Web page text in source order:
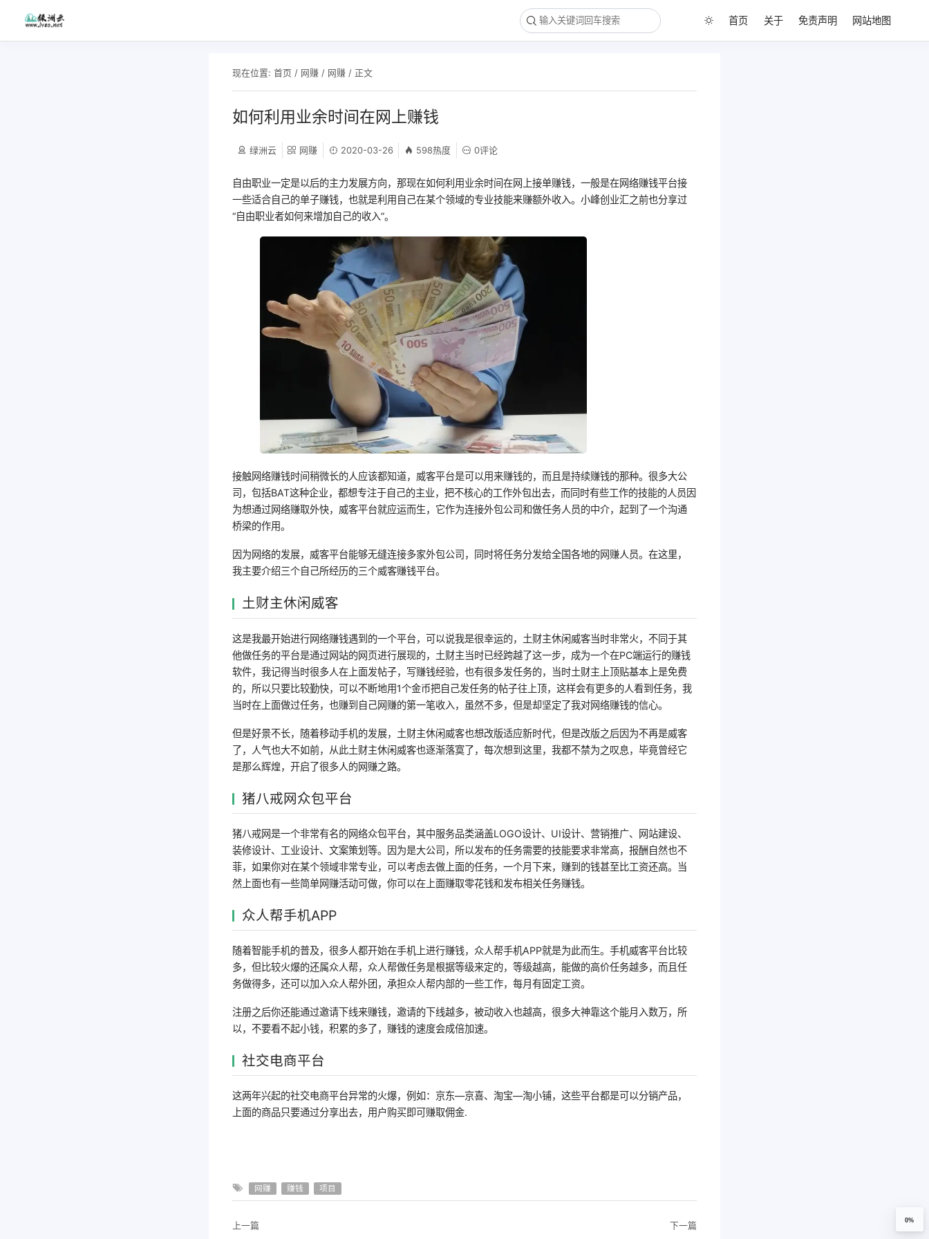
首页 关于 免责声明 网站地图
现在位置:首页 / 网赚 / 网赚 / 正文
如何利用业余时间在网上赚钱
绿洲云 网赚 2020-03-26 598热度 0评论
自由职业一定是以后的主力发展方向，那现在如何利用业余时间在网上接单赚钱，一般是在网络赚钱平台接
一些适合自己的单子赚钱，也就是利用自己在某个领域的专业技能来赚额外收入。小峰创业汇之前也分享过
“自由职业者如何来增加自己的收入”。
接触网络赚钱时间稍微长的人应该都知道，威客平台是可以用来赚钱的，而且是持续赚钱的那种。很多大公
司，包括BAT这种企业，都想专注于自己的主业，把不核心的工作外包出去，而同时有些工作的技能的人员因
为想通过网络赚取外快，威客平台就应运而生，它作为连接外包公司和做任务人员的中介，起到了一个沟通
桥梁的作用。
因为网络的发展，威客平台能够无缝连接多家外包公司，同时将任务分发给全国各地的网赚人员。在这里，
我主要介绍三个自己所经历的三个威客赚钱平台。
土财主休闲威客
这是我最开始进行网络赚钱遇到的一个平台，可以说我是很幸运的，土财主休闲威客当时非常火，不同于其
他做任务的平台是通过网站的网页进行展现的，土财主当时已经跨越了这一步，成为一个在PC端运行的赚钱
软件，我记得当时很多人在上面发帖子，写赚钱经验，也有很多发任务的，当时土财主上顶贴基本上是免费
的，所以只要比较勤快，可以不断地用1个金币把自己发任务的帖子往上顶，这样会有更多的人看到任务，我
当时在上面做过任务，也赚到自己网赚的第一笔收入，虽然不多，但是却坚定了我对网络赚钱的信心。
但是好景不长，随着移动手机的发展，土财主休闲威客也想改版适应新时代，但是改版之后因为不再是威客
了，人气也大不如前，从此土财主休闲威客也逐渐落寞了，每次想到这里，我都不禁为之叹息，毕竟曾经它
是那么辉煌，开启了很多人的网赚之路。
猪八戒网众包平台
猪八戒网是一个非常有名的网络众包平台，其中服务品类涵盖LOGO设计、UI设计、营销推广、网站建设、
装修设计、工业设计、文案策划等。因为是大公司，所以发布的任务需要的技能要求非常高，报酬自然也不
菲，如果你对在某个领域非常专业，可以考虑去做上面的任务，一个月下来，赚到的钱甚至比工资还高。当
然上面也有一些简单网赚活动可做，你可以在上面赚取零花钱和发布相关任务赚钱。
众人帮手机APP
随着智能手机的普及，很多人都开始在手机上进行赚钱，众人帮手机APP就是为此而生。手机威客平台比较
多，但比较火爆的还属众人帮，众人帮做任务是根据等级来定的，等级越高，能做的高价任务越多，而且任
务做得多，还可以加入众人帮外团，承担众人帮内部的一些工作，每月有固定工资。
注册之后你还能通过邀请下线来赚钱，邀请的下线越多，被动收入也越高，很多大神靠这个能月入数万，所
以，不要看不起小钱，积累的多了，赚钱的速度会成倍加速。
社交电商平台
这两年兴起的社交电商平台异常的火爆，例如：京东—京喜、淘宝—淘小铺，这些平台都是可以分销产品，
上面的商品只要通过分享出去，用户购买即可赚取佣金.
网赚 赚钱 项目
上一篇
下一篇
0%